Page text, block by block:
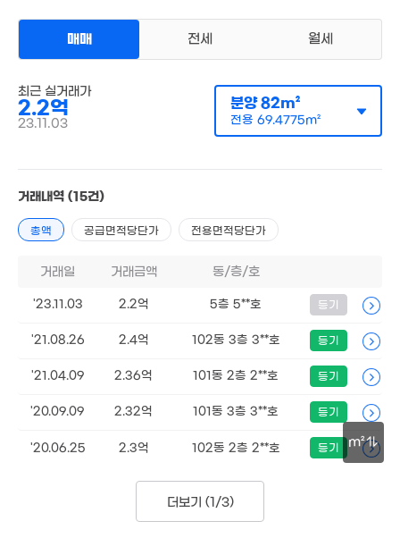
2.55억
매매 2억 2000만원
/전용69m²
계약일 '23. 11
975만
'16. 06
'06. 10
m²
매매 전세 월세
최근 실거래가
2.2억
23.11.03
분양82m²
전용 69.4775m²
거래내역 (15건)
총액 공급면적당단가 전용면적당단가
거래일 거래금액 동/층/호
'23.11.03 2.2억 5층 5**호 등기
'21.08.26 2.4억 102동 3층 3**호 등기
'21.04.09 2.36억 101동 2층 2**호 등기
'20.09.09 2.32억 101동 3층 3**호 등기
'20.06.25 2.3억 102동 2층 2**호 등기
더보기 (1/3)